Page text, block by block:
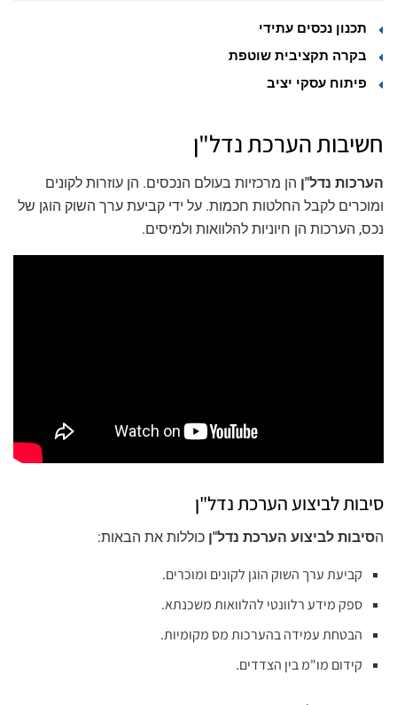
תכנון נכסים עתידי
בקרה תקציבית שוטפת
פיתוח עסקי יציב
חשיבות הערכת נדל"ן
הערכות נדל"ן הן מרכזיות בעולם הנכסים. הן עוזרות לקונים
ומוכרים לקבל החלטות חכמות. על ידי קביעת ערך השוק הוגן של
נכס, הערכות הן חיוניות להלוואות ולמיסים.
סיבות לביצוע הערכת נדל"ן
הסיבות לביצוע הערכת נדל"ן כוללות את הבאות:
קביעת ערך השוק הוגן לקונים ומוכרים.
ספק מידע רלוונטי להלוואות משכנתא.
הבטחת עמידה בהערכות מס מקומיות.
קידום מו"מ בין הצדדים.